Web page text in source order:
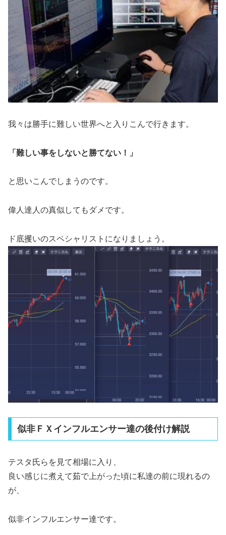
我々は勝手に難しい世界へと入りこんで行きます。
「難しい事をしないと勝てない！」
と思いこんでしまうのです。
偉人達人の真似してもダメです。
ド底攫いのスペシャリストになりましょう。
似非ＦＸインフルエンサー達の後付け解説
テスタ氏らを見て相場に入り、
良い感じに煮えて茹で上がった頃に私達の前に現れるの
が、
似非インフルエンサー達です。